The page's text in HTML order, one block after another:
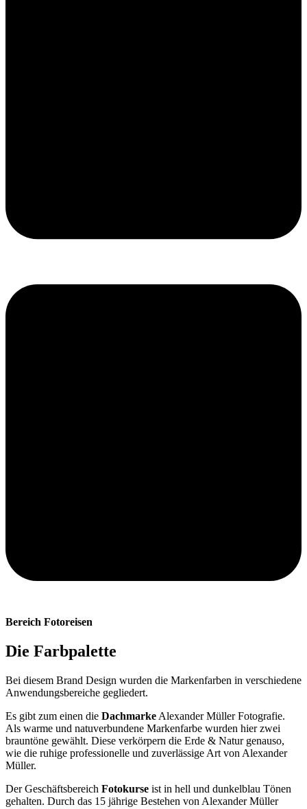
Bereich Fotoreisen
Die Farbpalette
Bei diesem Brand Design wurden die Markenfarben in verschiedene
Anwendungsbereiche gegliedert.
Es gibt zum einen die Dachmarke Alexander Müller Fotografie.
Als warme und natuverbundene Markenfarbe wurden hier zwei
brauntöne gewählt. Diese verkörpern die Erde & Natur genauso,
wie die ruhige professionelle und zuverlässige Art von Alexander
Müller.
Der Geschäftsbereich Fotokurse ist in hell und dunkelblau Tönen
gehalten. Durch das 15 jährige Bestehen von Alexander Müller